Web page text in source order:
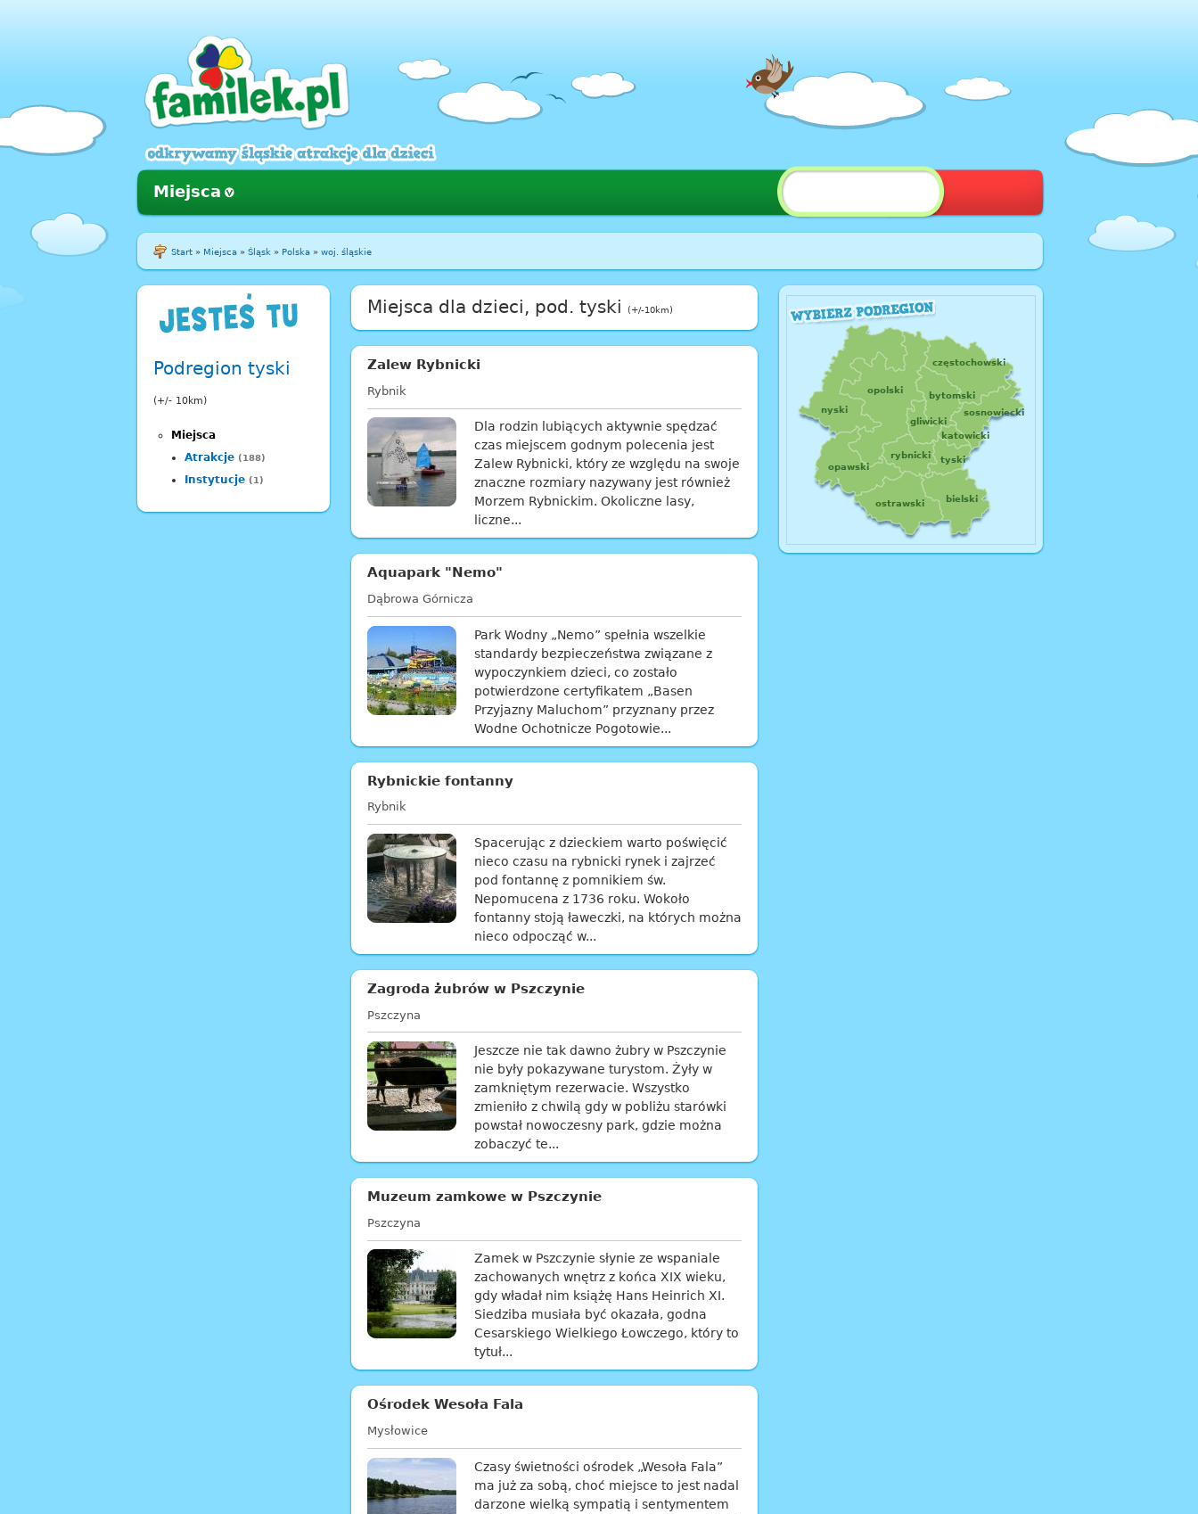
Miejsca
Start » Miejsca » Śląsk » Polska » woj. śląskie
Podregion tyski
(+/- 10km)
Miejsca
Atrakcje (188)
Instytucje (1)
Miejsca dla dzieci, pod. tyski (+/-10km)
Zalew Rybnicki
Rybnik
Dla rodzin lubiących aktywnie spędzać
czas miejscem godnym polecenia jest
Zalew Rybnicki, który ze względu na swoje
znaczne rozmiary nazywany jest również
Morzem Rybnickim. Okoliczne lasy,
liczne...
Aquapark "Nemo"
Dąbrowa Górnicza
Park Wodny „Nemo” spełnia wszelkie
standardy bezpieczeństwa związane z
wypoczynkiem dzieci, co zostało
potwierdzone certyfikatem „Basen
Przyjazny Maluchom” przyznany przez
Wodne Ochotnicze Pogotowie...
Rybnickie fontanny
Rybnik
Spacerując z dzieckiem warto poświęcić
nieco czasu na rybnicki rynek i zajrzeć
pod fontannę z pomnikiem św.
Nepomucena z 1736 roku. Wokoło
fontanny stoją ławeczki, na których można
nieco odpocząć w...
Zagroda żubrów w Pszczynie
Pszczyna
Jeszcze nie tak dawno żubry w Pszczynie
nie były pokazywane turystom. Żyły w
zamkniętym rezerwacie. Wszystko
zmieniło z chwilą gdy w pobliżu starówki
powstał nowoczesny park, gdzie można
zobaczyć te...
Muzeum zamkowe w Pszczynie
Pszczyna
Zamek w Pszczynie słynie ze wspaniale
zachowanych wnętrz z końca XIX wieku,
gdy władał nim książę Hans Heinrich XI.
Siedziba musiała być okazała, godna
Cesarskiego Wielkiego Łowczego, który to
tytuł...
Ośrodek Wesoła Fala
Mysłowice
Czasy świetności ośrodek „Wesoła Fala”
ma już za sobą, choć miejsce to jest nadal
darzone wielką sympatią i sentymentem
nyski
opolski
częstochowski
bytomski
sosnowiecki
gliwicki
katowicki
opawski
rybnicki tyski
ostrawski bielski